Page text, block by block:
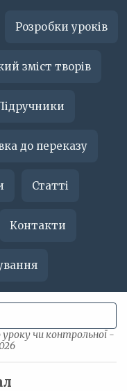
Розробки уроків
зміст творів
до переказу
Статті
Контакти
чи контрольної -